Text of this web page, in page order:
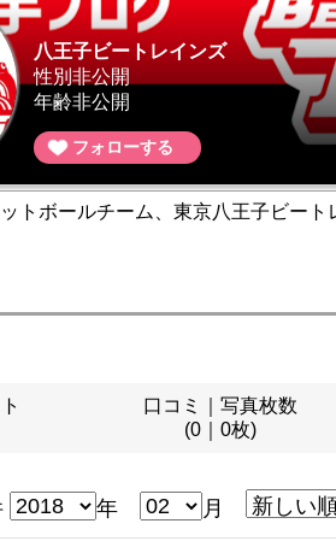
八王子ビートレインズ
性別非公開
年齢非公開
フォローする
トボールチーム、東京八王子ビー
口コミ｜写真枚数
(0｜0枚)
年 月